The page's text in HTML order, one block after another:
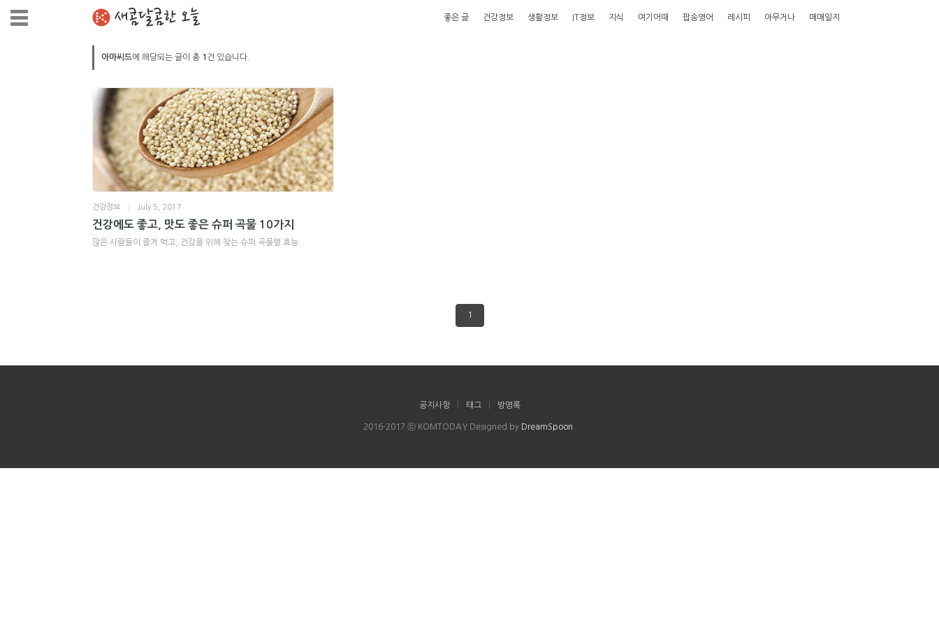
새콤달콤한 오늘 좋은 글 건강정보 생활정보 IT정보 지식 여기어때 팝송영어 레시피 아무거나 매매일지
아마씨드에 해당되는 글이 총 1 건 있습니다.
건강정보 July 5, 2017
건강에도 좋고, 맛도 좋은 슈퍼 곡물 10가지
많은 사람들이 즐겨 먹고, 건강을 위해 찾는 슈퍼 곡물별 효능.
1
공지사항 태그 방명록
2016-2017 ⓒ KOMTODAY Designed by DreamSpoon